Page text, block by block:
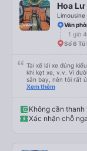
Hoa
Limousine
Văn
1 giờ
Số 6 Tú
Tài xế lái xe đúng
khi kẹt xe, v.v. Vì
sân bay, nên tôi rất
người ta lái xe như ở
Xem thêm
Không cần thanh
Xác nhận chỗ